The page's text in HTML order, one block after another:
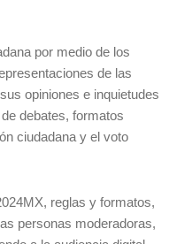
por medio de los
de las
opiniones e inquietudes
debates, formatos
ciudadana y el voto
reglas y formatos,
personas moderadoras,